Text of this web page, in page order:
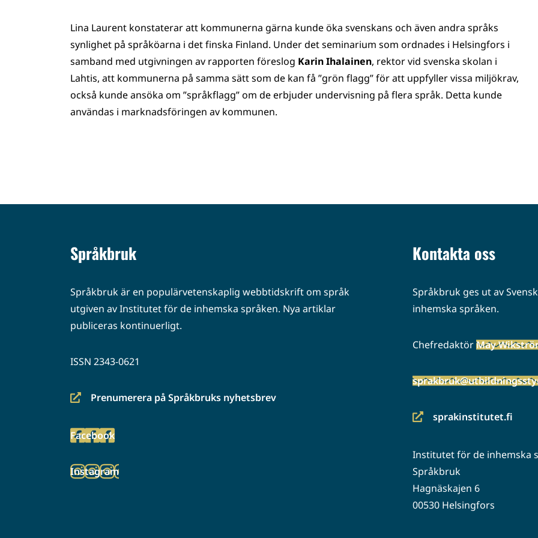
Lina Laurent konstaterar att kommunerna gärna kunde öka svenskans och även andra språks
synlighet på språköarna i det finska Finland. Under det seminarium som ordnades i Helsingfors i
samband med utgivningen av rapporten föreslog Karin Ihalainen, rektor vid svenska skolan i
Lahtis, att kommunerna på samma sätt som de kan få ”grön flagg” för att uppfyller vissa miljökrav,
också kunde ansöka om ”språkflagg” om de erbjuder undervisning på flera språk. Detta kunde
användas i marknadsföringen av kommunen.
Språkbruk
Språkbruk är en populärvetenskaplig webbtidskrift om språk
utgiven av Institutet för de inhemska språken. Nya artiklar
publiceras kontinuerligt.
ISSN 2343-0621
Prenumerera på Språkbruks nyhetsbrev
(siirryt
palveluun)
Facebook
(siirryt
palveluun)
Instagram
(siirryt
Kontakta oss
Språkbruk ges ut av
inhemska språken.
ChefredaktörMay
sprakinstitutet.fi
(siirryt
palveluun)
Institutet för de inhemska
Språkbruk
Hagnäskajen 6
00530 Helsingfors